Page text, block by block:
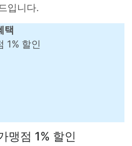
입니다.
택
1% 할인
점 1% 할인